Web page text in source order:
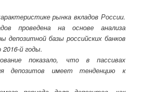
рынка вкладов России.
проведена на основе анализа
депозитной базы российских банков
2016-й годы.
показало, что в пассивах
депозитов имеет тенденцию к